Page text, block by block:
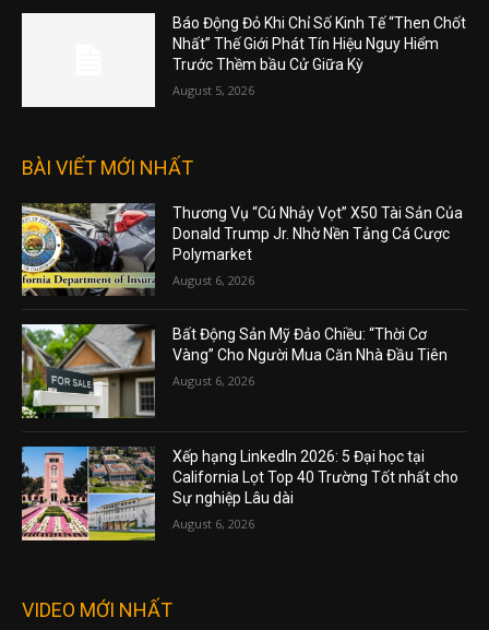
Báo Động Đỏ Khi Chỉ Số Kinh Tế “Then Chốt
Nhất” Thế Giới Phát Tín Hiệu Nguy Hiểm
Trước Thềm bầu Cử Giữa Kỳ
August 5, 2026
BÀI VIẾT MỚI NHẤT
Thương Vụ “Cú Nhảy Vọt” X50 Tài Sản Của
Donald Trump Jr. Nhờ Nền Tảng Cá Cược
Polymarket
August 6, 2026
Bất Động Sản Mỹ Đảo Chiều: “Thời Cơ
Vàng” Cho Người Mua Căn Nhà Đầu Tiên
August 6, 2026
Xếp hạng LinkedIn 2026: 5 Đại học tại
California Lọt Top 40 Trường Tốt nhất cho
Sự nghiệp Lâu dài
August 6, 2026
VIDEO MỚI NHẤT